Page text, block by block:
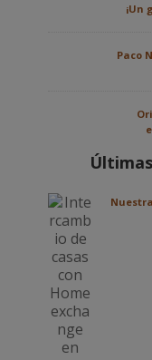
¡Un
Paco